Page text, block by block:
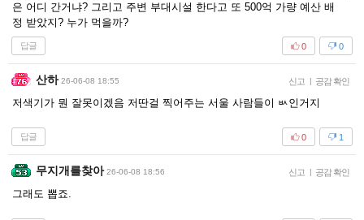
은 어디 간거냐? 그리고 주변 부대시설 한다고 또 500억 가량 예산 배
정 받았지? 누가 먹을까?
답글 0
0
산하 26-06-08 18:55 신고 | 공감 확인
저색기가 뭔 잘못이겠음 저딴걸 찍어주는 서울 사람들이 ㅄ인거지
답글 1
0
무지개를찾아 26-06-08 18:56 신고 | 공감 확인
그래도 뽑죠.